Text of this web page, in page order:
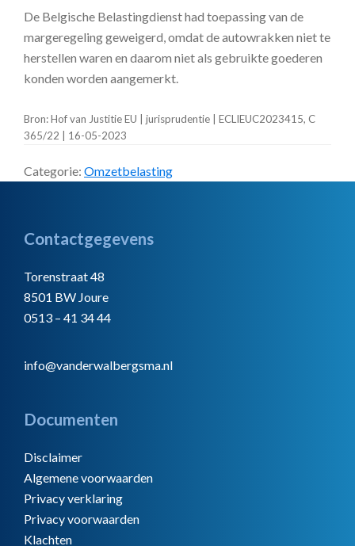
De Belgische Belastingdienst had toepassing van de
margeregeling geweigerd, omdat de autowrakken niet te
herstellen waren en daarom niet als gebruikte goederen
konden worden aangemerkt.
Bron: Hof van Justitie EU | jurisprudentie | ECLIEUC2023415, C
365/22 | 16-05-2023
Categorie: Omzetbelasting
Footer
Contactgegevens
Torenstraat 48
8501 BW Joure
0513 – 41 34 44
info@vanderwalbergsma.nl
Documenten
Disclaimer
Algemene voorwaarden
Privacy verklaring
Privacy voorwaarden
Klachten